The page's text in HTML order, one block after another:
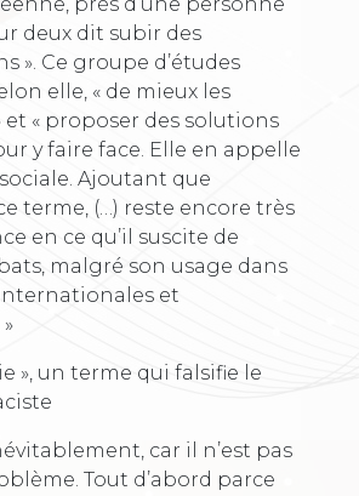
deux dit subir des
». Ce groupe d’études
elle, « de mieux les
« proposer des solutions
y faire face. Elle en appelle
Ajoutant que
terme, (…) reste encore très
en ce qu’il suscite de
malgré son usage dans
et
», un terme qui falsifie le
car il n’est pas
Tout d’abord parce